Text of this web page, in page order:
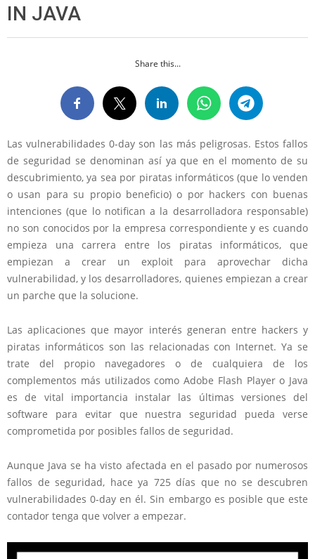
IN JAVA
Share this...
Las vulnerabilidades 0-day son las más peligrosas. Estos fallos
de seguridad se denominan así ya que en el momento de su
descubrimiento, ya sea por piratas informáticos (que lo venden
o usan para su propio beneficio) o por hackers con buenas
intenciones (que lo notifican a la desarrolladora responsable)
no son conocidos por la empresa correspondiente y es cuando
empieza una carrera entre los piratas informáticos, que
empiezan a crear un exploit para aprovechar dicha
vulnerabilidad, y los desarrolladores, quienes empiezan a crear
un parche que la solucione.
Las aplicaciones que mayor interés generan entre hackers y
piratas informáticos son las relacionadas con Internet. Ya se
trate del propio navegadores o de cualquiera de los
complementos más utilizados como Adobe Flash Player o Java
es de vital importancia instalar las últimas versiones del
software para evitar que nuestra seguridad pueda verse
comprometida por posibles fallos de seguridad.
Aunque Java se ha visto afectada en el pasado por numerosos
fallos de seguridad, hace ya 725 días que no se descubren
vulnerabilidades 0-day en él. Sin embargo es posible que este
contador tenga que volver a empezar.